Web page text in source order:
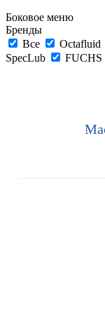
Боковое меню
Бренды
Все
Octafluid
SpecLub
FUCHS